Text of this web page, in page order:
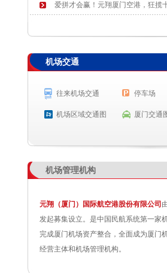
航空公司
爱拼才会赢！元翔厦门空港，狂揽
机场交通
往来机场交通 停车场
机场区域交通图 厦门交通
机场管理机构
元翔（厦门）国际航空港股份有限公司
发起募集设立。是中国民航系统第一家
完成厦门机场资产整合，全面成为厦门
经营主体和机场管理机构。